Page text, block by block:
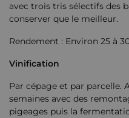
avec trois tris sélectifs des
conserver que le meilleur.
Rendement : Environ 25 à
Vinification
Par cépage et par parcelle.
semaines avec des
pigeages puis la